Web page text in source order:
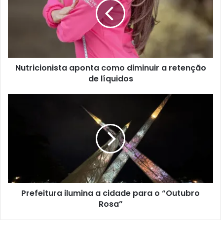
Nutricionista aponta como diminuir a retenção
de líquidos
Prefeitura ilumina a cidade para o “Outubro
Rosa”